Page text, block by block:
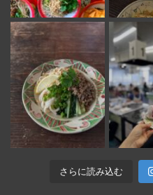
さらに読み込む